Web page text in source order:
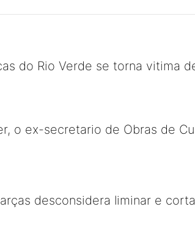
do Rio Verde se torna vitima
o ex-secretario de Obras de
desconsidera liminar e